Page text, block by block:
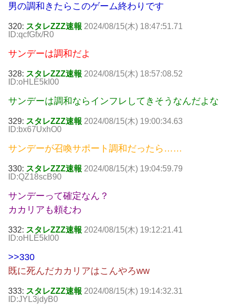
男の調和きたらこのゲーム終わりです
320: スタレZZZ速報 2024/08/15(木) 18:47:51.71
ID:qcfGfx/R0
サンデーは調和だよ
328: スタレZZZ速報 2024/08/15(木) 18:57:08.52
ID:oHLE5kI00
サンデーは調和ならインフレしてきそうなんだよな
329: スタレZZZ速報 2024/08/15(木) 19:00:34.63
ID:bx67UxhO0
サンデーが召喚サポート調和だったら……
330: スタレZZZ速報 2024/08/15(木) 19:04:59.79
ID:QZ18scB90
サンデーって確定なん？
カカリアも頼むわ
332: スタレZZZ速報 2024/08/15(木) 19:12:21.41
ID:oHLE5kI00
>>330
既に死んだカカリアはこんやろww
333: スタレZZZ速報 2024/08/15(木) 19:14:32.31
ID:JYL3jdyB0